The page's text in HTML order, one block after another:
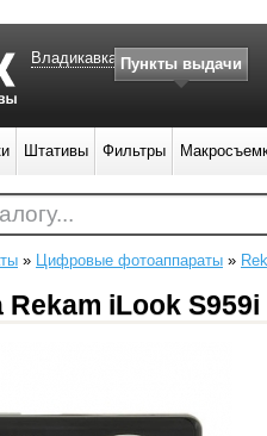
» Цифровые фотоаппараты »
iLook
ВладикавказПункты выдачи
Штативы Фильтры